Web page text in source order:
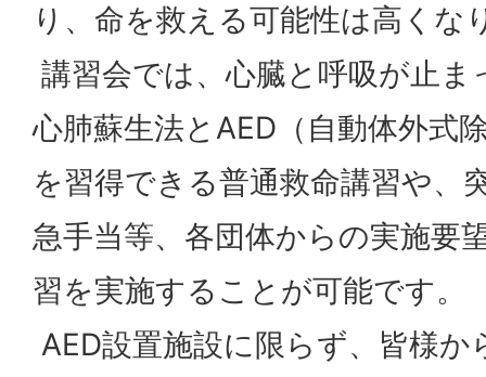
り、命を救える可能性は高くな
講習会では、心臓と呼吸が止
心肺蘇生法とAED（自動体外式
を習得できる普通救命講習や、
急手当等、各団体からの実施要
習を実施することが可能です。
AED設置施設に限らず、皆様